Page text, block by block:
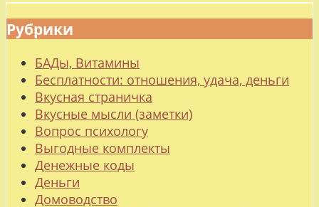
Рубрики
БАДы, Витамины
Бесплатности: отношения, удача, деньги
Вкусная страничка
Вкусные мысли (заметки)
Вопрос психологу
Выгодные комплекты
Денежные коды
Деньги
Домоводство